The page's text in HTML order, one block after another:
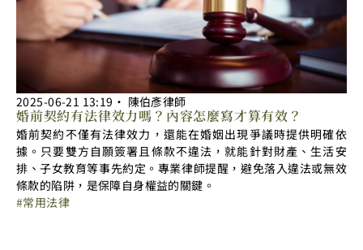
2025-06-21 13:19 ‧ 陳伯彥律師
婚前契約有法律效力嗎？內容怎麼寫才算有效？
婚前契約不僅有法律效力，還能在婚姻出現爭議時提供明確依
據。只要雙方自願簽署且條款不違法，就能針對財產、生活安
排、子女教育等事先約定。專業律師提醒，避免落入違法或無效
條款的陷阱，是保障自身權益的關鍵。
常用法律